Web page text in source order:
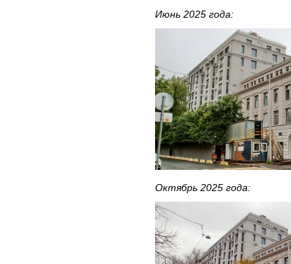
Июнь 2025 года:
Октябрь 2025 года: